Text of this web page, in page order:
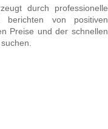
durch professionelle
berichten von positiven
Preise und der schnellen